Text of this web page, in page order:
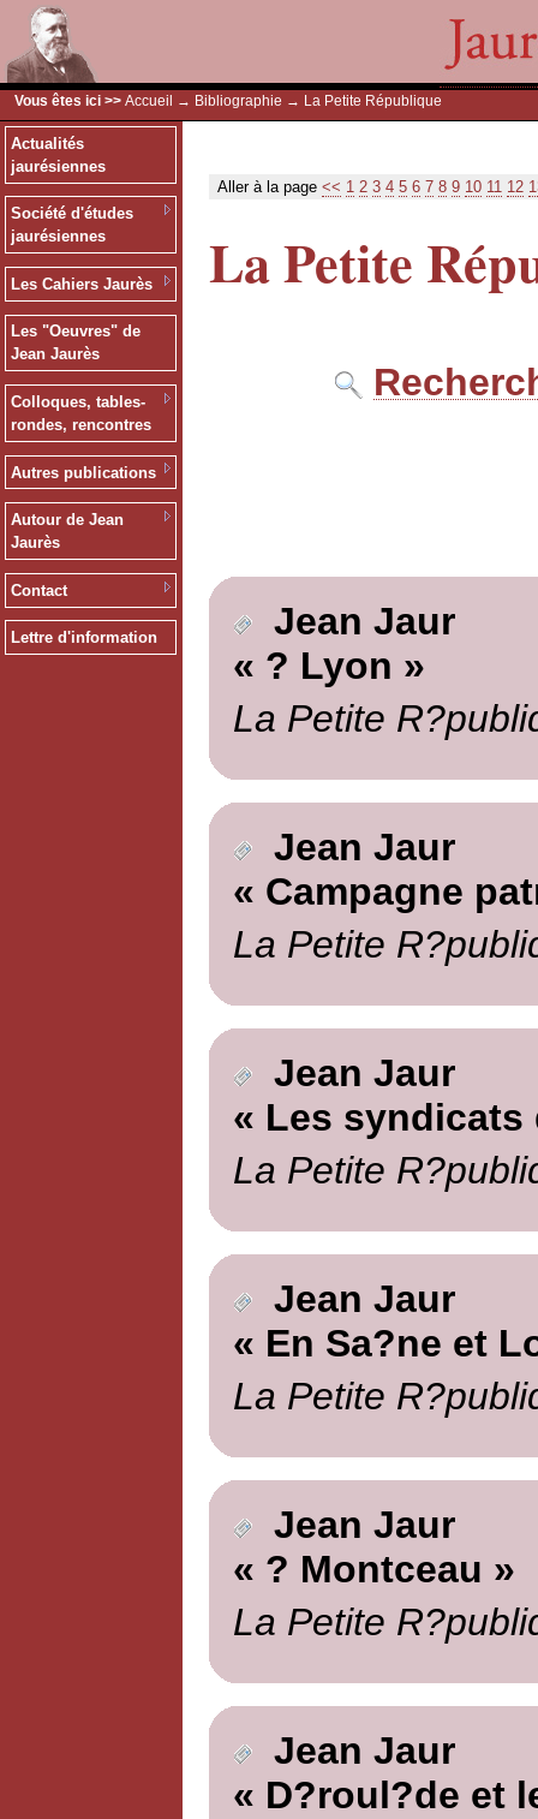
Vous êtes ici >> Accueil → Bibliographie → La Petite République
Actualités
jaurésiennes
Société d'études
jaurésiennes
Les Cahiers Jaurès
Les "Oeuvres" de
Jean Jaurès
Colloques, tables-
rondes, rencontres
Autres publications
Autour de Jean
Jaurès
Contact
Lettre d'information
Aller à la page << 1 2 3 4 5 6 7 8 9 10 11 12
La Petite
Jean Jaur
« ? Lyon »
La Petite
Jean Jaur
« Campagne
La Petite
Jean Jaur
« Les syndicats
La Petite
Jean Jaur
« En Sa?ne et
La Petite
Jean Jaur
« ? Montceau »
La Petite
Jean Jaur
« D?roul?de et